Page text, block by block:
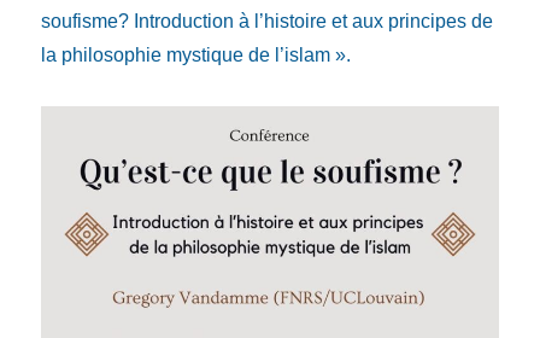
soufisme? Introduction à l’histoire et aux principes de
la philosophie mystique de l’islam ».